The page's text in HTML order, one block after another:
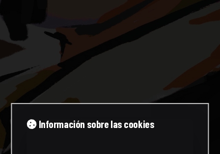
Información sobre las cookies